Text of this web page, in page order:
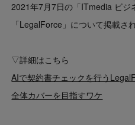
LegalOn Now
Contact
US website
2021年7月7日の「ITmedia ビジ
「LegalForce」について掲載さ
▽詳細はこちら
AIで契約書チェックを行う
全体カバーを目指すワケ